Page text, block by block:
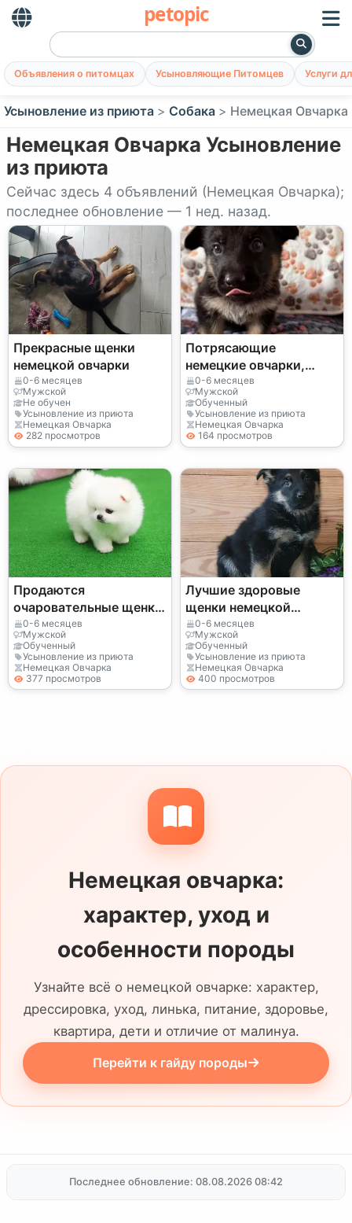
petopic
Объявления о питомцах Усыновляющие Питомцев Услуги
Усыновление из приюта Собака Немецкая Овчарка
Немецкая Овчарка Усыновление
из приюта
Сейчас здесь 4 объявлений (Немецкая Овчарка);
последнее обновление — 1 нед. назад.
Прекрасные щенки
немецкой овчарки
0-6 месяцев
Мужской
Не обучен
Усыновление из приюта
Немецкая Овчарка
282 просмотров
Потрясающие
немецкие овчарки,
прошедшие проверку
здоровья.
0-6 месяцев
Мужской
Обученный
Усыновление из приюта
Немецкая Овчарка
164 просмотров
Продаются
очаровательные щенки
померанского шпица
миниатюрного размера.
0-6 месяцев
Мужской
Обученный
Усыновление из приюта
Немецкая Овчарка
377 просмотров
Лучшие здоровые
щенки немецкой
овчарки
0-6 месяцев
Мужской
Обученный
Усыновление из приюта
Немецкая Овчарка
400 просмотров
Немецкая овчарка:
характер, уход и
особенности породы
Узнайте всё о немецкой овчарке: характер,
дрессировка, уход, линька, питание, здоровье,
квартира, дети и отличие от малинуа.
Перейти к гайду породы
Последнее обновление: 08.08.2026 08:42